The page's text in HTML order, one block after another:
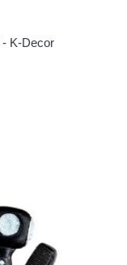
K-Decor